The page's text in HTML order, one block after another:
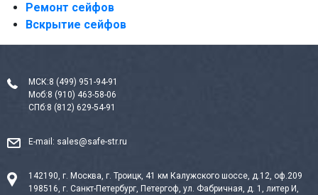
Ремонт сейфов
Вскрытие сейфов
МСК:8 (499) 951-94-91
Моб:8 (910) 463-58-06
СПб:8 (812) 629-54-91
E-mail: sales@safe-str.ru
142190, г. Москва, г. Троицк, 41 км Калужского шоссе, д.12, оф.209
198516, г. Санкт-Петербург, Петергоф, ул. Фабричная, д. 1, литер И,